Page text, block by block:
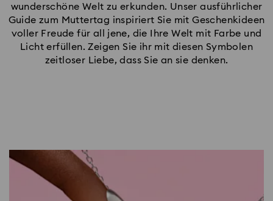
wunderschöne Welt zu erkunden. Unser ausführlicher
Guide zum Muttertag inspiriert Sie mit Geschenkideen
voller Freude für all jene, die Ihre Welt mit Farbe und
Licht erfüllen. Zeigen Sie ihr mit diesen Symbolen
zeitloser Liebe, dass Sie an sie denken.